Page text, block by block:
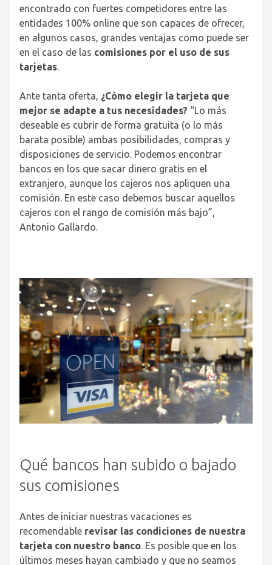
encontrado con fuertes competidores entre las
entidades 100% online que son capaces de ofrecer,
en algunos casos, grandes ventajas como puede ser
en el caso de las comisiones por el uso de sus
tarjetas.
Ante tanta oferta, ¿Cómo elegir la tarjeta que
mejor se adapte a tus necesidades? “Lo más
deseable es cubrir de forma gratuita (o lo más
barata posible) ambas posibilidades, compras y
disposiciones de servicio. Podemos encontrar
bancos en los que sacar dinero gratis en el
extranjero, aunque los cajeros nos apliquen una
comisión. En este caso debemos buscar aquellos
cajeros con el rango de comisión más bajo”,
Antonio Gallardo.
Qué bancos han subido o bajado
sus comisiones
Antes de iniciar nuestras vacaciones es
recomendable revisar las condiciones de nuestra
tarjeta con nuestro banco. Es posible que en los
últimos meses hayan cambiado y que no seamos